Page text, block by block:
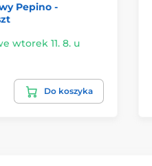
Pepino -
wtorek 11. 8. u
Do koszyka